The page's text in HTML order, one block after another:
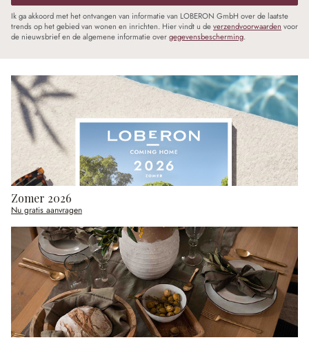
Ik ga akkoord met het ontvangen van informatie van LOBERON GmbH over de laatste
trends op het gebied van wonen en inrichten. Hier vindt u deverzendvoorwaarden voor
de nieuwsbrief en de algemene informatie overgegevensbescherming.
Zomer 2026
Nu gratis aanvragen